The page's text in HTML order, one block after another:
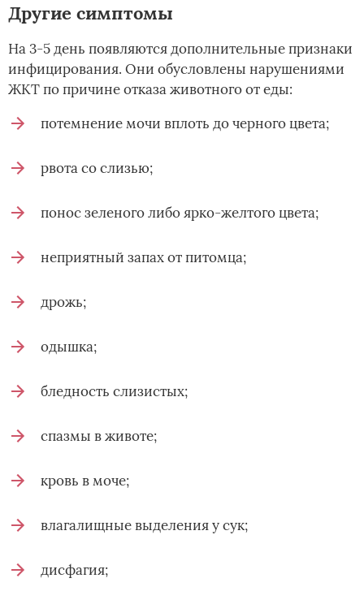
Другие симптомы
На 3-5 день появляются дополнительные признаки
инфицирования. Они обусловлены нарушениями
ЖКТ по причине отказа животного от еды:
потемнение мочи вплоть до черного цвета;
рвота со слизью;
понос зеленого либо ярко-желтого цвета;
неприятный запах от питомца;
дрожь;
одышка;
бледность слизистых;
спазмы в животе;
кровь в моче;
влагалищные выделения у сук;
дисфагия;